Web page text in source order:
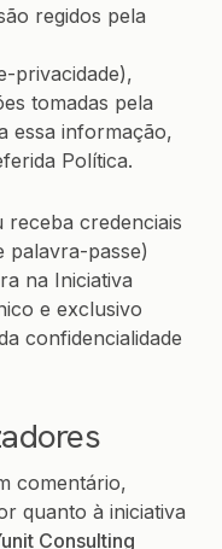
regidos pela
privacidade),
tomadas pela
essa informação,
Política.
credenciais
palavra-passe)
na Iniciativa
e exclusivo
confidencialidade
comentário,
quanto à iniciativa
Consulting